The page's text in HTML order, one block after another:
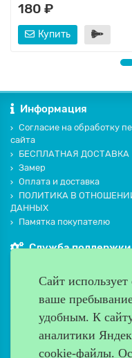
180 ₽
Купить
Информация
Согласие на обработку
сайта
БЕСПЛАТНАЯ ДОСТАВКА
Замер
Оплата и доставка
ПОЛИТИКА В
ДАННЫХ
Памятка покупателю
Служба поддержки
Производители
Дополнительно
Наш адрес
Сайт
ваше
удобным. К
аналитики
cookie-файлы.